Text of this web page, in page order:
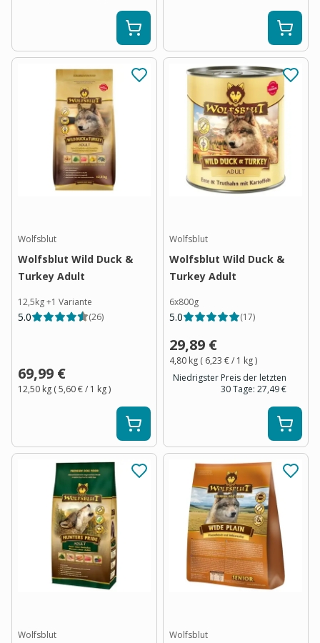
Wolfsblut
Wolfsblut Wild Duck &
Turkey Adult
12,5kg+1 Variante
5.0 (26)
69,99 €
12,50 kg (5,60 €/ 1 kg)
Wolfsblut
Wolfsblut Wild Duck &
Turkey Adult
6x800g
5.0 (17)
29,89 €
4,80 kg ( 6,23 €/ 1 kg)
Niedrigster Preis der letzten
30 Tage: 27,49 €
Wolfsblut Wolfsblut